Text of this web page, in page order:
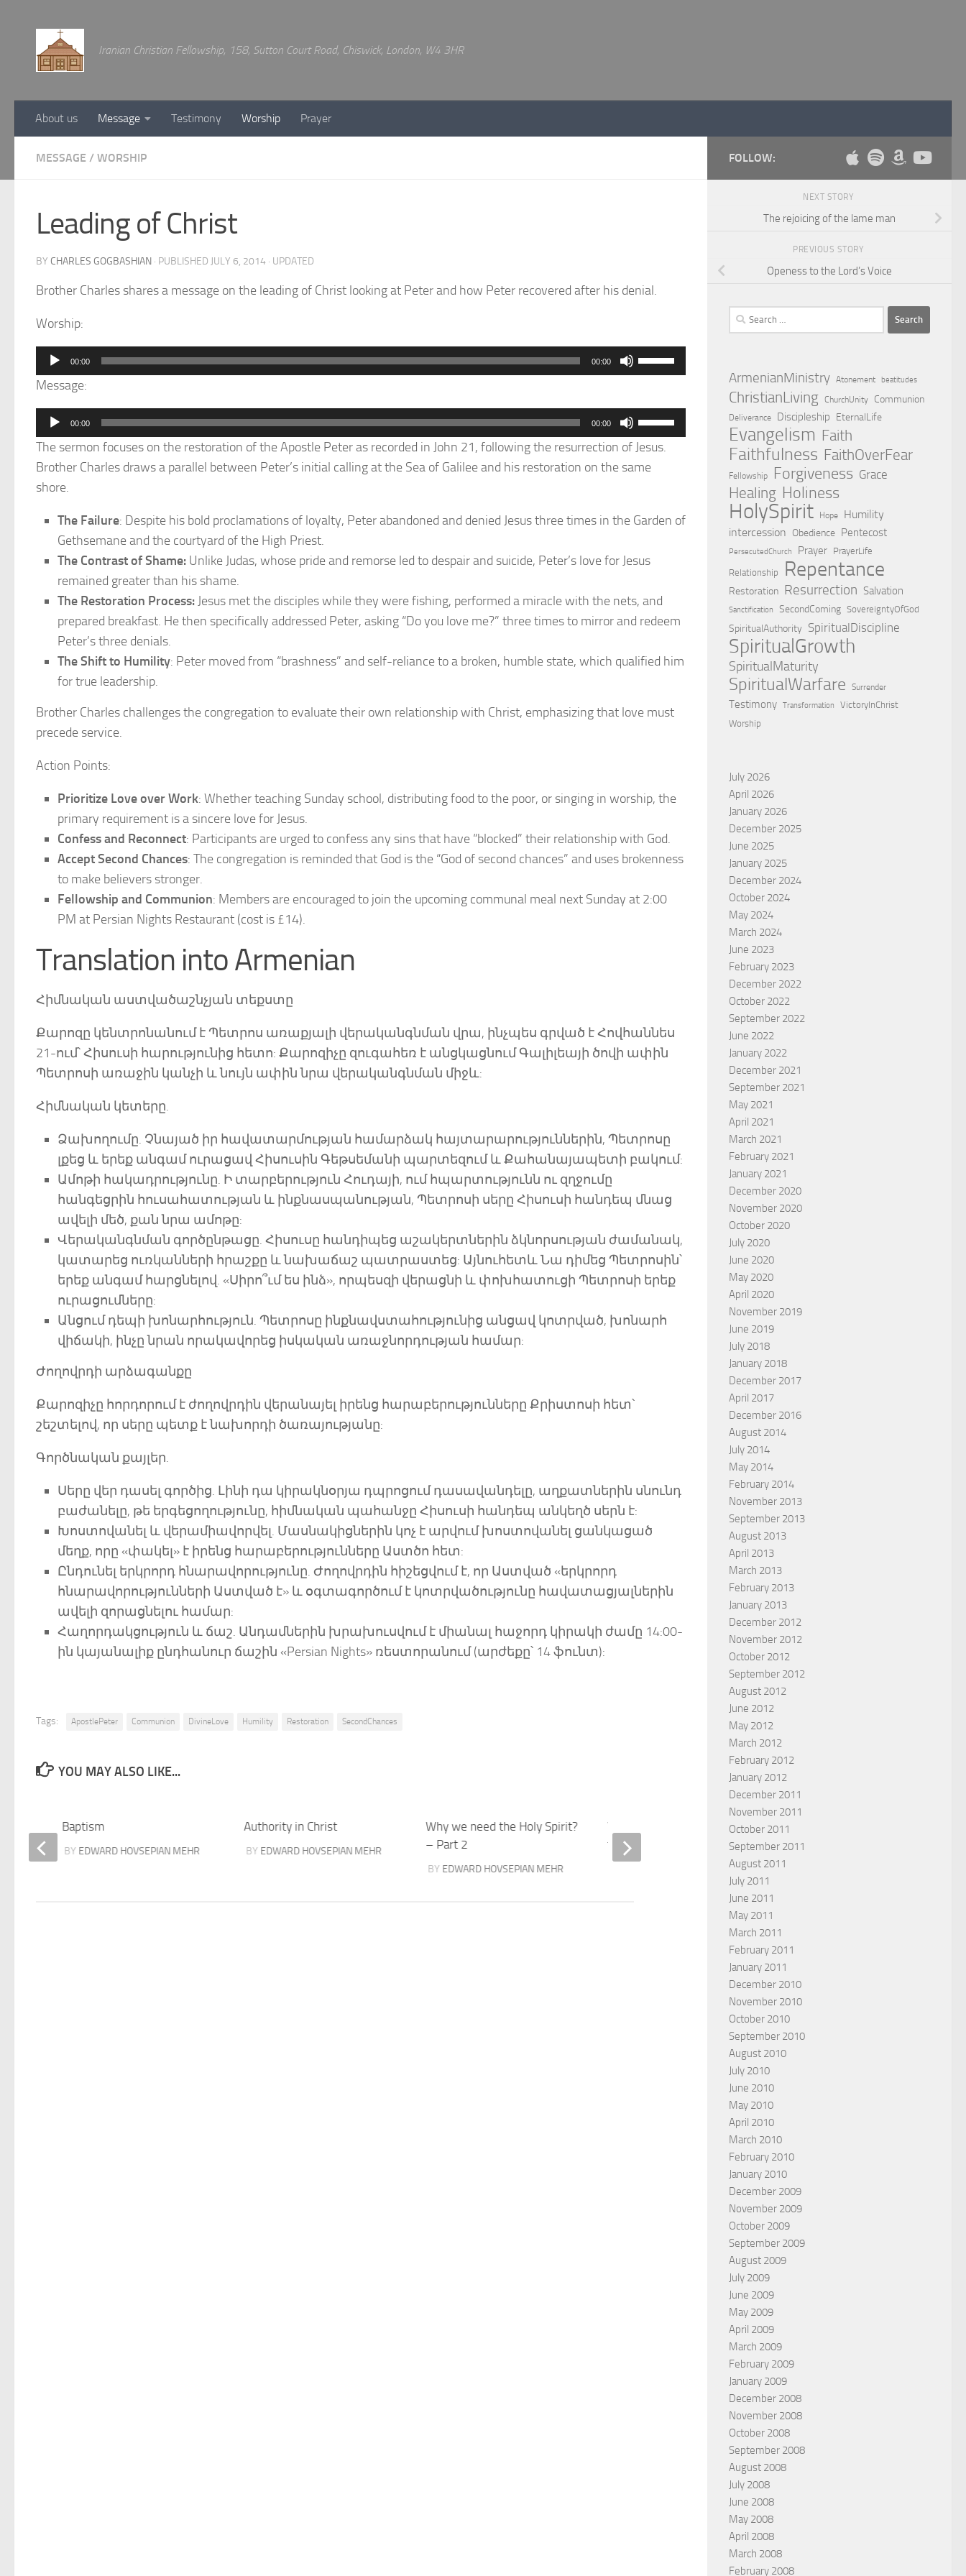
Iranian Christian Fellowship, 158, Sutton Court Road, Chiswick, London, W4 3HR
About us Message Testimony Worship Prayer
MESSAGE / WORSHIP
Leading of Christ
BY CHARLES GOGBASHIAN · PUBLISHED JULY 6, 2014 · UPDATED
Brother Charles shares a message on the leading of Christ looking at Peter and how Peter recovered after his denial.
Worship:
Audio
Player
00:00 00:00
Use
Up/Down
keys
to
volume.
Message:
Audio
Player
00:00 00:00
Use
Up/Down
increase
decrease
The sermon focuses on the restoration of the Apostle Peter as recorded in John 21, following the resurrection of Jesus.
Brother Charles draws a parallel between Peter’s initial calling at the Sea of Galilee and his restoration on the same
shore.
The Failure: Despite his bold proclamations of loyalty, Peter abandoned and denied Jesus three times in the Garden of
Gethsemane and the courtyard of the High Priest.
The Contrast of Shame: Unlike Judas, whose pride and remorse led to despair and suicide, Peter’s love for Jesus
remained greater than his shame.
The Restoration Process: Jesus met the disciples while they were fishing, performed a miracle with the nets, and
prepared breakfast. He then specifically addressed Peter, asking “Do you love me?” three times to mirror and redeem
Peter’s three denials.
The Shift to Humility: Peter moved from “brashness” and self-reliance to a broken, humble state, which qualified him
for true leadership.
Brother Charles challenges the congregation to evaluate their own relationship with Christ, emphasizing that love must
precede service.
Action Points:
Prioritize Love over Work: Whether teaching Sunday school, distributing food to the poor, or singing in worship, the
primary requirement is a sincere love for Jesus.
Confess and Reconnect: Participants are urged to confess any sins that have “blocked” their relationship with God.
Accept Second Chances: The congregation is reminded that God is the “God of second chances” and uses brokenness
to make believers stronger.
Fellowship and Communion: Members are encouraged to join the upcoming communal meal next Sunday at 2:00
PM at Persian Nights Restaurant (cost is £14).
Translation into Armenian
Հիմնական աստվածաշնչյան տեքստը
Քարոզը կենտրոնանում է Պետրոս առաքյալի վերականգնման վրա, ինչպես գրված է Հովհաննես
21-ում՝ Հիսուսի հարությունից հետո: Քարոզիչը զուգահեռ է անցկացնում Գալիլեայի ծովի ափին
Պետրոսի առաջին կանչի և նույն ափին նրա վերականգնման միջև:
Հիմնական կետերը.
Ձախողումը. Չնայած իր հավատարմության համարձակ հայտարարություններին, Պետրոսը
լքեց և երեք անգամ ուրացավ Հիսուսին Գեթսեմանի պարտեզում և Քահանայապետի բակում:
Ամոթի հակադրությունը. Ի տարբերություն Հուդայի, ում հպարտությունն ու զղջումը
հանգեցրին հուսահատության և ինքնասպանության, Պետրոսի սերը Հիսուսի հանդեպ մնաց
ավելի մեծ, քան նրա ամոթը:
Վերականգնման գործընթացը. Հիսուսը հանդիպեց աշակերտներին ձկնորսության ժամանակ,
կատարեց ուռկանների հրաշքը և նախաճաշ պատրաստեց: Այնուհետև Նա դիմեց Պետրոսին՝
երեք անգամ հարցնելով. «Սիրո՞ւմ ես ինձ», որպեսզի վերացնի և փոխհատուցի Պետրոսի երեք
ուրացումները:
Անցում դեպի խոնարհություն. Պետրոսը ինքնավստահությունից անցավ կոտրված, խոնարհ
վիճակի, ինչը նրան որակավորեց իսկական առաջնորդության համար:
Ժողովրդի արձագանքը
Քարոզիչը հորդորում է ժողովրդին վերանայել իրենց հարաբերությունները Քրիստոսի հետ՝
շեշտելով, որ սերը պետք է նախորդի ծառայությանը:
Գործնական քայլեր.
Սերը վեր դասել գործից. Լինի դա կիրակնօրյա դպրոցում դասավանդելը, աղքատներին սնունդ
բաժանելը, թե երգեցողությունը, հիմնական պահանջը Հիսուսի հանդեպ անկեղծ սերն է:
Խոստովանել և վերամիավորվել. Մասնակիցներին կոչ է արվում խոստովանել ցանկացած
մեղք, որը «փակել» է իրենց հարաբերությունները Աստծո հետ:
Ընդունել երկրորդ հնարավորությունը. Ժողովրդին հիշեցվում է, որ Աստված «երկրորդ
հնարավորությունների Աստված է» և օգտագործում է կոտրվածությունը հավատացյալներին
ավելի զորացնելու համար:
Հաղորդակցություն և ճաշ. Անդամներին խրախուսվում է միանալ հաջորդ կիրակի ժամը 14:00-
ին կայանալիք ընդհանուր ճաշին «Persian Nights» ռեստորանում (արժեքը՝ 14 ֆունտ):
Tags: ApostlePeter Communion DivineLove Humility Restoration SecondChances
YOU MAY ALSO LIKE...
Authority in Christ
BY EDWARD HOVSEPIAN MEHR
Why we need the Holy Spirit?
– Part 2
BY EDWARD HOVSEPIAN MEHR
Why do we need to be filled by
the Holy Spirit?
EDWARD HOVSEPIAN MEHR
BY
Baptism
BY EDWARD HOVSEPIAN MEHR
FOLLOW:
NEXT STORY
The rejoicing of the lame man
PREVIOUS STORY
Openess to the Lord’s Voice
Search
for:
ArmenianMinistry Atonement beatitudes
ChristianLiving ChurchUnity Communion
Deliverance Discipleship EternalLife
Evangelism Faith
Faithfulness FaithOverFear
Fellowship Forgiveness Grace
Healing Holiness
HolySpirit Hope
Humility
intercession Obedience Pentecost
PersecutedChurch Prayer PrayerLife
Relationship
Repentance
Restoration Resurrection Salvation
Sanctification SecondComing SovereigntyOfGod
SpiritualAuthority SpiritualDiscipline
SpiritualGrowth
SpiritualMaturity
SpiritualWarfare Surrender
Testimony Transformation
VictoryInChrist
Worship
July 2026
April 2026
January 2026
December 2025
June 2025
January 2025
December 2024
October 2024
May 2024
March 2024
June 2023
February 2023
December 2022
October 2022
September 2022
June 2022
January 2022
December 2021
September 2021
May 2021
April 2021
March 2021
February 2021
January 2021
December 2020
November 2020
October 2020
July 2020
June 2020
May 2020
April 2020
November 2019
June 2019
July 2018
January 2018
December 2017
April 2017
December 2016
August 2014
July 2014
May 2014
February 2014
November 2013
September 2013
August 2013
April 2013
March 2013
February 2013
January 2013
December 2012
November 2012
October 2012
September 2012
August 2012
June 2012
May 2012
March 2012
February 2012
January 2012
December 2011
November 2011
October 2011
September 2011
August 2011
July 2011
June 2011
May 2011
March 2011
February 2011
January 2011
December 2010
November 2010
October 2010
September 2010
August 2010
July 2010
June 2010
May 2010
April 2010
March 2010
February 2010
January 2010
December 2009
November 2009
October 2009
September 2009
August 2009
July 2009
June 2009
May 2009
April 2009
March 2009
February 2009
January 2009
December 2008
November 2008
October 2008
September 2008
August 2008
July 2008
June 2008
May 2008
April 2008
March 2008
February 2008